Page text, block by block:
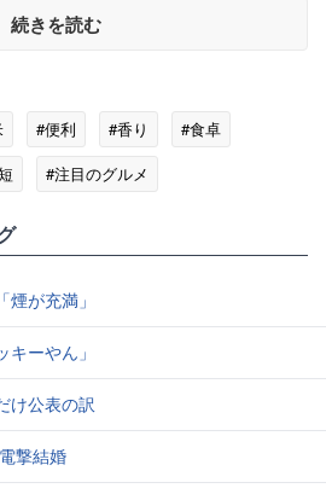
続きを読む
#便利 #香り
#食卓
#注目のグルメ
が充満」
ーやん」
け公表の訳
撃結婚